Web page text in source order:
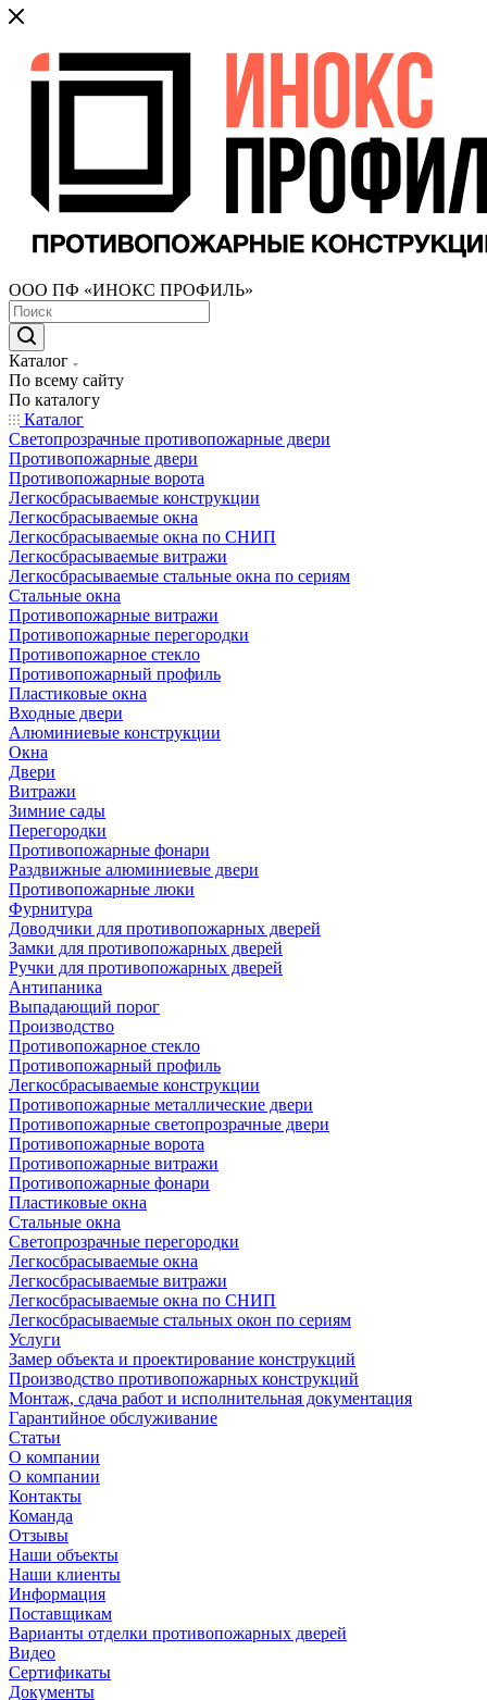
ООО ПФ «ИНОКС ПРОФИЛЬ»
Каталог
По всему сайту
По каталогу
Каталог
Светопрозрачные противопожарные двери
Противопожарные двери
Противопожарные ворота
Легкосбрасываемые конструкции
Легкосбрасываемые окна
Легкосбрасываемые окна по СНИП
Легкосбрасываемые витражи
Легкосбрасываемые стальные окна по сериям
Стальные окна
Противопожарные витражи
Противопожарные перегородки
Противопожарное стекло
Противопожарный профиль
Пластиковые окна
Входные двери
Алюминиевые конструкции
Окна
Двери
Витражи
Зимние сады
Перегородки
Противопожарные фонари
Раздвижные алюминиевые двери
Противопожарные люки
Фурнитура
Доводчики для противопожарных дверей
Замки для противопожарных дверей
Ручки для противопожарных дверей
Антипаника
Выпадающий порог
Производство
Противопожарное стекло
Противопожарный профиль
Легкосбрасываемые конструкции
Противопожарные металлические двери
Противопожарные светопрозрачные двери
Противопожарные ворота
Противопожарные витражи
Противопожарные фонари
Пластиковые окна
Стальные окна
Светопрозрачные перегородки
Легкосбрасываемые окна
Легкосбрасываемые витражи
Легкосбрасываемые окна по СНИП
Легкосбрасываемые стальных окон по сериям
Услуги
Замер объекта и проектирование конструкций
Производство противопожарных конструкций
Монтаж, сдача работ и исполнительная документация
Гарантийное обслуживание
Статьи
О компании
О компании
Контакты
Команда
Отзывы
Наши объекты
Наши клиенты
Информация
Поставщикам
Варианты отделки противопожарных дверей
Видео
Сертификаты
Документы